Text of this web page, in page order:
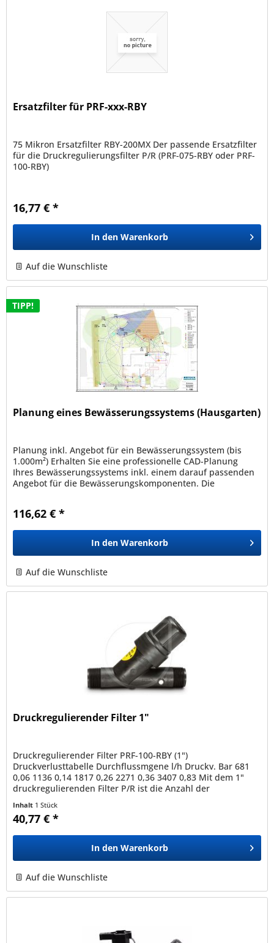
Ersatzfilter für PRF-xxx-RBY
75 Mikron Ersatzfilter RBY-200MX Der passende Ersatzfilter
für die Druckregulierungsfilter P/R (PRF-075-RBY oder PRF-
100-RBY)
16,77 € *
In den Warenkorb
Auf die Wunschliste
TIPP!
Planung eines Bewässerungssystems (Hausgarten)
Planung inkl. Angebot für ein Bewässerungssystem (bis
1.000m²) Erhalten Sie eine professionelle CAD-Planung
Ihres Bewässerungssystems inkl. einem darauf passenden
Angebot für die Bewässerungskomponenten. Die
116,62 € *
In den Warenkorb
Auf die Wunschliste
Druckregulierender Filter 1"
Druckregulierender Filter PRF-100-RBY (1")
Druckverlusttabelle Durchflussmgene l/h Druckv. Bar 681
0,06 1136 0,14 1817 0,26 2271 0,36 3407 0,83 Mit dem 1"
druckregulierenden Filter P/R ist die Anzahl der
Inhalt 1 Stück
40,77 € *
In den Warenkorb
Auf die Wunschliste